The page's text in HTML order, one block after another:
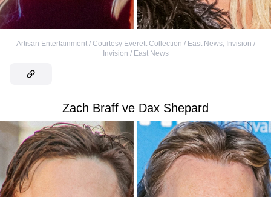
Artisan Entertainment / Courtesy Everett Collection / East News, Invision /
Invision / East News
Zach Braff ve Dax Shepard